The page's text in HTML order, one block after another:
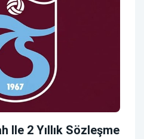
Ile 2 Yıllık Sözleşme